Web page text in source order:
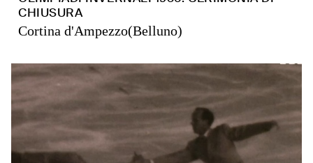
CHIUSURA
Cortina d'Ampezzo(Belluno)